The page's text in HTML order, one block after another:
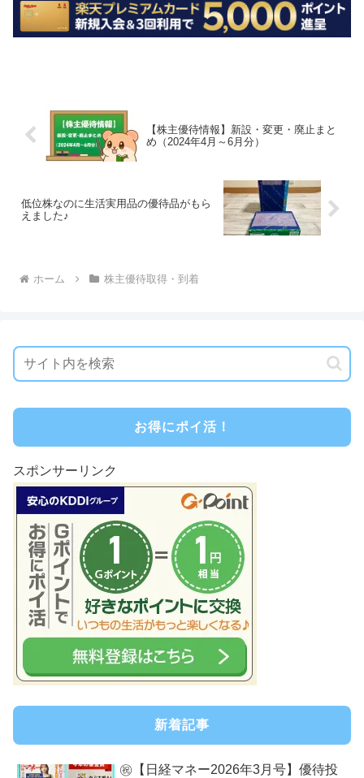
【株主優待情報】新設・変更・廃止まと
め（2024年4月～6月分）
低位株なのに生活実用品の優待品がもら
えました♪
ホーム 株主優待取得・到着
お得にポイ活！
スポンサーリンク
新着記事
㊗【日経マネー2026年3月号】優待投